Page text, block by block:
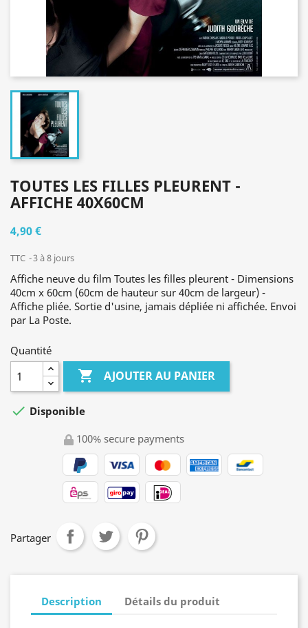
TOUTES LES FILLES PLEURENT -
AFFICHE 40X60CM
4,90 €
TTC 3 à 8 jours
Affiche neuve du film Toutes les filles pleurent - Dimensions
40cm x 60cm (60cm de hauteur sur 40cm de largeur) -
Affiche pliée. Sortie d'usine, jamais dépliée ni affichée. Envoi
par La Poste.
Quantité
 AJOUTER AU PANIER
 Disponible
100% secure payments
Partager
Description Détails du produit